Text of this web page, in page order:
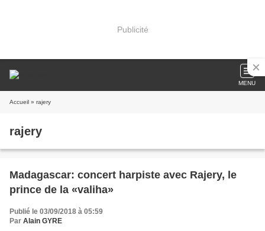
Publicité
MENU
Accueil » rajery
rajery
Madagascar: concert harpiste avec Rajery, le
prince de la «valiha»
Publié le 03/09/2018 à 05:59
Par Alain GYRE